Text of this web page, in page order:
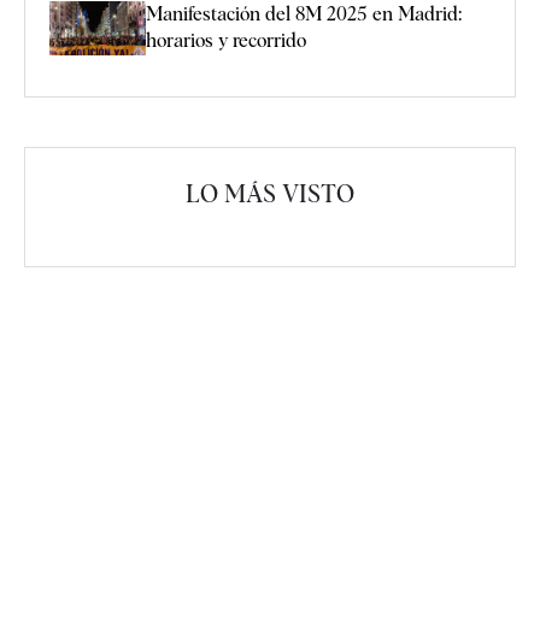
Manifestación del 8M 2025 en Madrid:
horarios y recorrido
LO MÁS VISTO